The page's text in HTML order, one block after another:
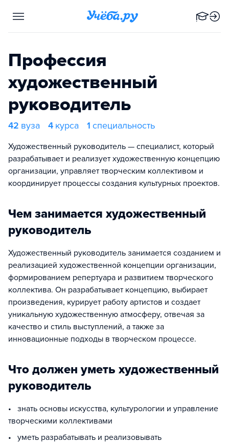
Профессия
художественный
руководитель
42 вуза 4 курса 1 специальность
Художественный руководитель — специалист, который
разрабатывает и реализует художественную концепцию
организации, управляет творческим коллективом и
координирует процессы создания культурных проектов.
Чем занимается художественный
руководитель
Художественный руководитель занимается созданием и
реализацией художественной концепции организации,
формированием репертуара и развитием творческого
коллектива. Он разрабатывает концепцию, выбирает
произведения, курирует работу артистов и создает
уникальную художественную атмосферу, отвечая за
качество и стиль выступлений, а также за
инновационные подходы в творческом процессе.
Что должен уметь художественный
руководитель
• знать основы искусства, культурологии и управление
творческими коллективами
• уметь разрабатывать и реализовывать